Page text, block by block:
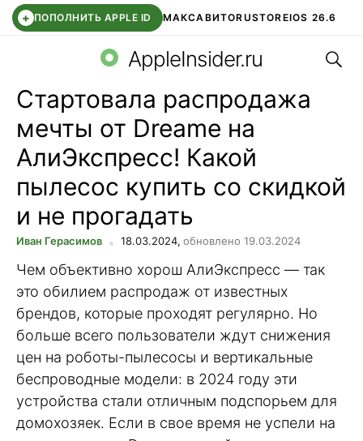
+ ПОПОЛНИТЬ APPLE ID МАКСАВИТОRUSTOREIOS 26.6
СБЕР КИДС ВТБ ОНЛАЙН ЧАТ В ROBLOX
AppleInsider.ru
Стартовала распродажа
мечты от Dreame на
АлиЭкспресс! Какой
пылесос купить со скидкой
и не прогадать
Иван Герасимов 18.03.2024, обновлено 19.03.2024
Чем объективно хорош АлиЭкспресс — так
это обилием распродаж от известных
брендов, которые проходят регулярно. Но
больше всего пользователи ждут снижения
цен на роботы-пылесосы и вертикальные
беспроводные модели: в 2024 году эти
устройства стали отличным подспорьем для
домохозяек. Если в свое время не успели на